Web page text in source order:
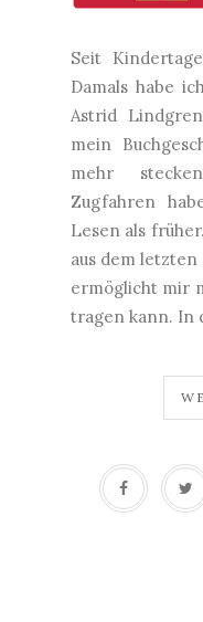
Seit
Damals habe
Astrid
mein
mehr
Zugfahren
Lesen als
aus dem
ermöglicht mir
tragen kann. In